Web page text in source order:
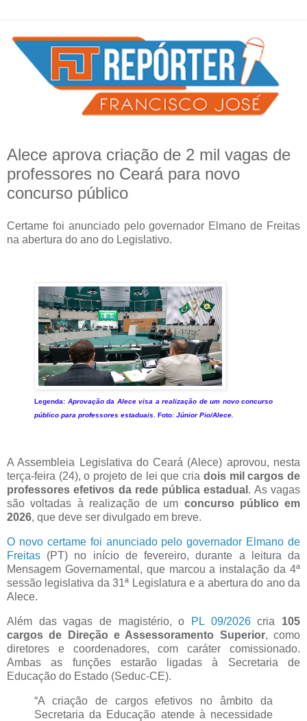
Alece aprova criação de 2 mil vagas de
professores no Ceará para novo
concurso público
Certame foi anunciado pelo governador Elmano de Freitas
na abertura do ano do Legislativo.
Legenda: Aprovação da Alece visa a realização de um novo concurso
público para professores estaduais. Foto: Júnior Pio/Alece.
A Assembleia Legislativa do Ceará (Alece) aprovou, nesta
terça-feira (24), o projeto de lei que cria dois mil cargos de
professores efetivos da rede pública estadual . As vagas
são voltadas à realização de um concurso público em
2026, que deve ser divulgado em breve.
O novo certame foi anunciado pelo governador Elmano de
Freitas (PT) no início de fevereiro, durante a leitura da
Mensagem Governamental, que marcou a instalação da 4ª
sessão legislativa da 31ª Legislatura e a abertura do ano da
Alece.
Além das vagas de magistério, o PL 09/2026cria 105
cargos de Direção e Assessoramento Superior, como
diretores e coordenadores, com caráter comissionado.
Ambas as funções estarão ligadas à Secretaria de
Educação do Estado (Seduc-CE).
“A criação de cargos efetivos no âmbito da
Secretaria da Educação atende à necessidade